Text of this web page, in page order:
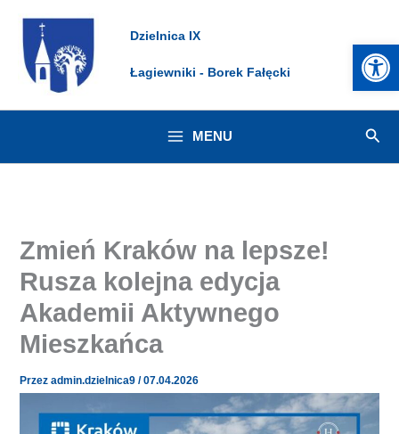
Przejdź
do
treści
Dzielnica IX
Łagiewniki - Borek Fałęcki
MENU
Zmień Kraków na lepsze!
Rusza kolejna edycja
Akademii Aktywnego
Mieszkańca
Przezadmin.dzielnica9/07.04.2026